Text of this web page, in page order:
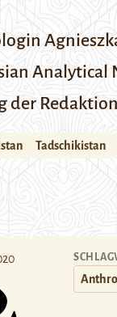
Analytical
der
Tadschikistan